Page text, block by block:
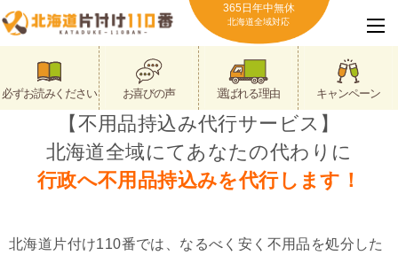
365日年中無休
北海道全域対応
必ずお読みください お喜びの声 選ばれる理由 キャンペーン
【不用品持込み代行サービス】
北海道全域にてあなたの代わりに
行政へ不用品持込みを代行します！
北海道片付け110番では、なるべく安く不用品を処分した